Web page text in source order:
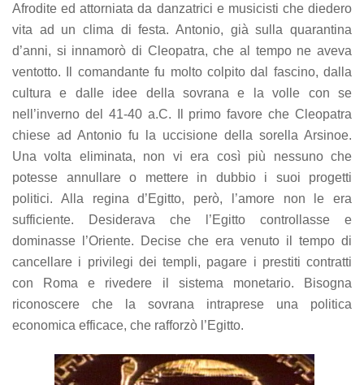
Afrodite ed attorniata da danzatrici e musicisti che diedero
vita ad un clima di festa. Antonio, già sulla quarantina
d’anni, si innamorò di Cleopatra, che al tempo ne aveva
ventotto. Il comandante fu molto colpito dal fascino, dalla
cultura e dalle idee della sovrana e la volle con se
nell’inverno del 41-40 a.C. Il primo favore che Cleopatra
chiese ad Antonio fu la uccisione della sorella Arsinoe.
Una volta eliminata, non vi era così più nessuno che
potesse annullare o mettere in dubbio i suoi progetti
politici. Alla regina d’Egitto, però, l’amore non le era
sufficiente. Desiderava che l’Egitto controllasse e
dominasse l’Oriente. Decise che era venuto il tempo di
cancellare i privilegi dei templi, pagare i prestiti contratti
con Roma e rivedere il sistema monetario. Bisogna
riconoscere che la sovrana intraprese una politica
economica efficace, che rafforzò l’Egitto.